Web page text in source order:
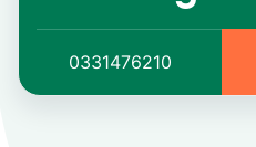
0331476210